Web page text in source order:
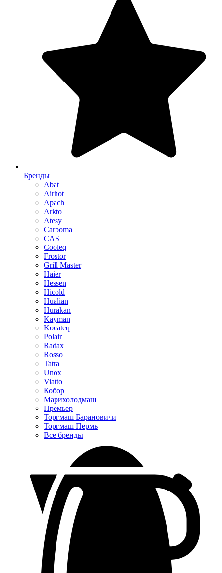
Бренды
Abat
Airhot
Apach
Arkto
Atesy
Carboma
CAS
Cooleq
Frostor
Grill Master
Haier
Hessen
Hicold
Hualian
Hurakan
Kayman
Kocateq
Polair
Radax
Rosso
Tatra
Unox
Viatto
Кобор
Марихолодмаш
Премьер
Торгмаш Барановичи
Торгмаш Пермь
Все бренды